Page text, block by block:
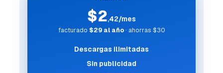
$2,42/mes
facturado $29 al año· ahorras $30
Descargas ilimitadas
Sin publicidad